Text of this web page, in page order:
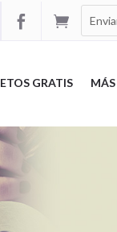


GRATIS MÁS